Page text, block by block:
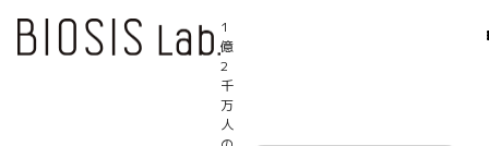
1
億
2
千
万
人